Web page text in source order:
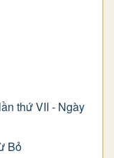
thứ VII - Ngày
Bỏ